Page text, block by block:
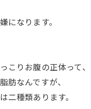
になります。
こりお腹の正体って、
肪なんですが、
二種類あります。